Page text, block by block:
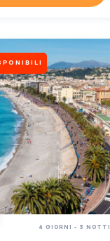
4 GIORNI - 3 NOTTI